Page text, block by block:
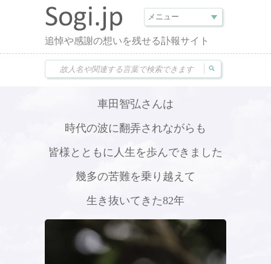
追悼や感謝の想いを残せる訃報サイト
車田智弘さんは
時代の波に翻弄されながらも
皆様とともに人生を歩んできました
幾多の苦難を乗り越えて
生き抜いてきた82年